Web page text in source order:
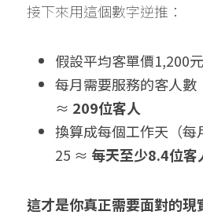
接下來用這個數字逆推：
假設平均客單價1,200元
每月需要服務的客人
≈ 209位客人
換算成每個工作天（
25 ≈ 每天至少8.4位客
這才是你真正需要面對的現